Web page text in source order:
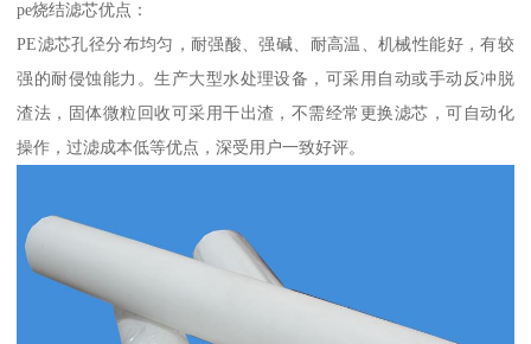
pe烧结滤芯优点：
PE滤芯孔径分布均匀，耐强酸、强碱、耐高温、机械性能好，有较
强的耐侵蚀能力。生产大型水处理设备，可采用自动或手动反冲脱
渣法，固体微粒回收可采用干出渣，不需经常更换滤芯，可自动化
操作，过滤成本低等优点，深受用户一致好评。